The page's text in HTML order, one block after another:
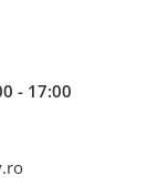
- 17:00